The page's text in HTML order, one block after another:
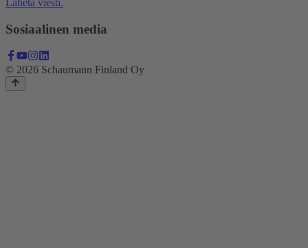
Lähetä viesti.
Sosiaalinen media
© 2026 Schaumann Finland Oy